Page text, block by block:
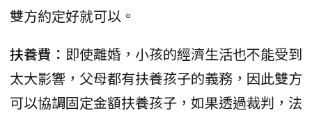
雙方約定好就可以。
扶養費： 即使離婚，小孩的經濟生活也不能受到
太大影響，父母都有扶養孩子的義務，因此雙方
可以協調固定金額扶養孩子，如果透過裁判，法